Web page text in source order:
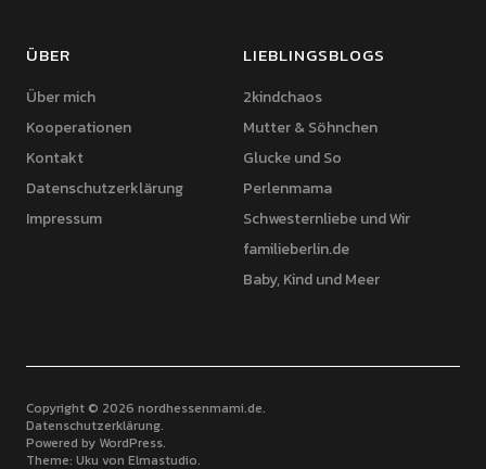
ÜBER
Über mich
Kooperationen
Kontakt
Datenschutzerklärung
Impressum
LIEBLINGSBLOGS
2kindchaos
Mutter & Söhnchen
Glucke und So
Perlenmama
Schwesternliebe und Wir
familieberlin.de
Baby, Kind und Meer
Copyright © 2026 nordhessenmami.de
Datenschutzerklärung
Powered by WordPress
Theme: Uku von Elmastudio